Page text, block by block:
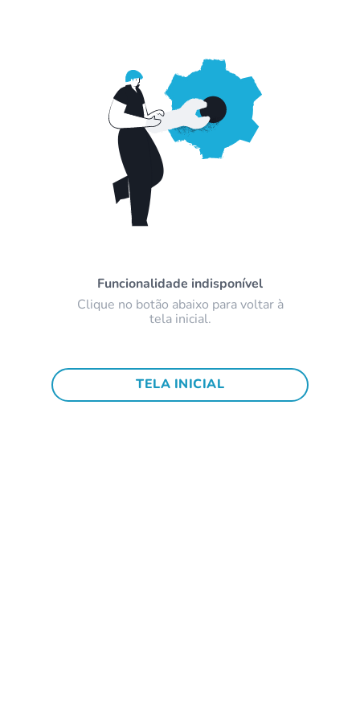
Funcionalidade indisponível
Clique no botão abaixo para voltar à
tela inicial.
TELA INICIAL